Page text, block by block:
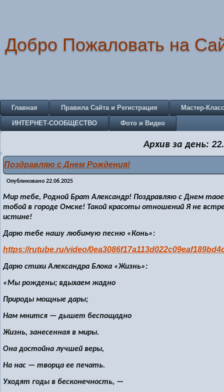
Добро Пожаловать на
Главная Правила Сайта и Регистрация Мастер-
ИНТЕРНЕТ-СООБЩЕСТВО Фото и Видео
Архив за день:
Поздравляю с Днем Рождения!
Опубликовано 22.06.2025
Мир тебе, Родной Брат Александр! Поздравляю с Днем
тобой в городе Омске! Такой красоты отношений Я не
истине!
Дарю тебе нашу любимую песню «Конь»:
https://rutube.ru/video/
Дарю стихи Александра Блока «Жизнь»:
«Мы рождены; вдыхаем жадно
Природы мощные дары;
Нам мнится — дышет беспощадно
Жизнь, занесенная в миры.
Она достойна лучшей веры,
На нас — творца ее печать.
Уходят годы в бесконечность, —